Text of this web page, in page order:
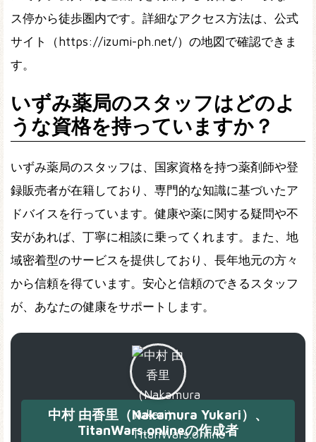
ス停から徒歩圏内です。詳細なアクセス方法は、公式
サイト（https://izumi-ph.net/）の地図で確認できま
す。
いずみ薬局のスタッフはどのよ
うな資格を持っていますか？
いずみ薬局のスタッフは、国家資格を持つ薬剤師や登
録販売者が在籍しており、専門的な知識に基づいたア
ドバイスを行っています。健康や薬に関する疑問や不
安があれば、丁寧に相談に乗ってくれます。また、地
域密着型のサービスを提供しており、長年地元の方々
から信頼を得ています。安心と信頼のできるスタッフ
が、あなたの健康をサポートします。
中村 由香里（Nakamura Yukari）、
TitanWars.onlineの作成者